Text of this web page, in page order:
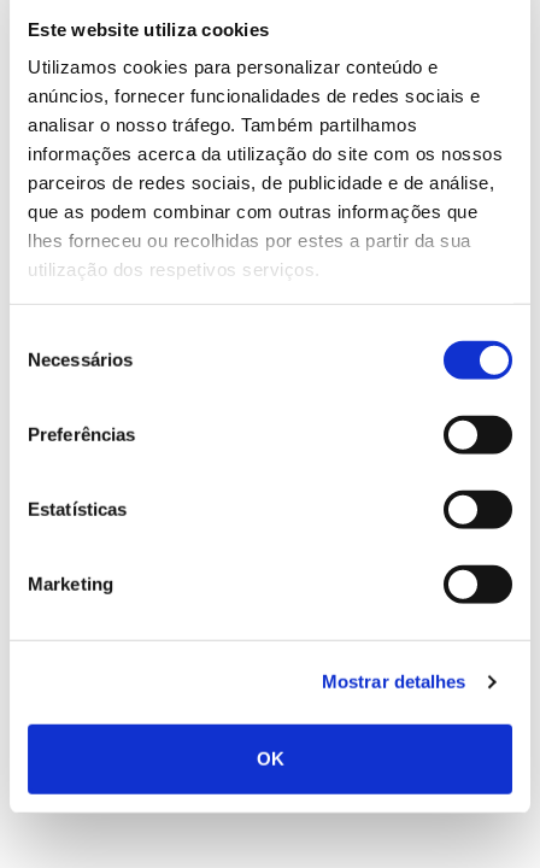
Este website utiliza cookies
Utilizamos cookies para personalizar conteúdo e
anúncios, fornecer funcionalidades de redes sociais e
analisar o nosso tráfego. Também partilhamos
informações acerca da utilização do site com os nossos
parceiros de redes sociais, de publicidade e de análise,
que as podem combinar com outras informações que
lhes forneceu ou recolhidas por estes a partir da sua
utilização dos respetivos serviços.
Necessários
Preferências
Estatísticas
Marketing
Mostrar detalhes
OK
presença desta espécie. O começo desta tertúlia está
Saiba mais sobre esta tertúlia.
13.07.2026
Genoma do priolo e de outras espécies em risco:
conhecer para conservar
Registar galhas de Trichi em acácia-das-espigas: